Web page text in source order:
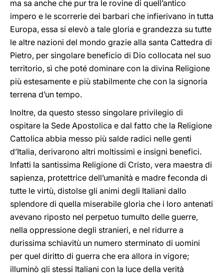
ma sa anche che pur tra le rovine di quell’antico
impero e le scorrerie dei barbari che infierivano in tutta
Europa, essa si elevò a tale gloria e grandezza su tutte
le altre nazioni del mondo grazie alla santa Cattedra di
Pietro, per singolare beneficio di Dio collocata nel suo
territorio, sì che poté dominare con la divina Religione
più estesamente e più stabilmente che con la signoria
terrena d’un tempo.
Inoltre, da questo stesso singolare privilegio di
ospitare la Sede Apostolica e dal fatto che la Religione
Cattolica abbia messo più salde radici nelle genti
d’Italia, derivarono altri moltissimi e insigni benefici.
Infatti la santissima Religione di Cristo, vera maestra di
sapienza, protettrice dell’umanità e madre feconda di
tutte le virtù, distolse gli animi degli Italiani dallo
splendore di quella miserabile gloria che i loro antenati
avevano riposto nel perpetuo tumulto delle guerre,
nella oppressione degli stranieri, e nel ridurre a
durissima schiavitù un numero sterminato di uomini
per quel diritto di guerra che era allora in vigore;
illuminò gli stessi Italiani con la luce della verità